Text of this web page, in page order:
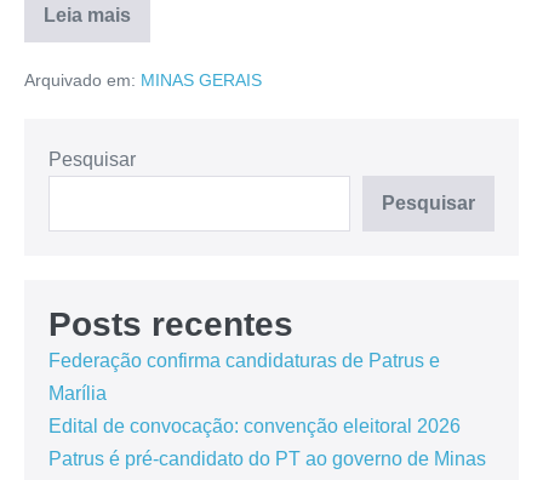
Leia mais
Arquivado em: MINAS GERAIS
Pesquisar
Pesquisar
Posts recentes
Federação confirma candidaturas de Patrus e
Marília
Edital de convocação: convenção eleitoral 2026
Patrus é pré-candidato do PT ao governo de Minas